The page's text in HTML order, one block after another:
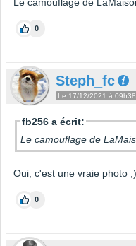
0
Steph_fc
Le 17/12/2021 à 09h38
fb256 a écrit:
Le camouflage de
Oui, c'est une vraie photo ;)
0